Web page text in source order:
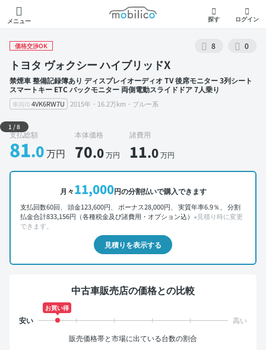
メニュー
モビリコ
探す ログイン
価格交渉OK 8 0
トヨタ ヴォクシー ハイブリッドX
禁煙車 整備記録簿あり ディスプレイオーディオ TV 後席モニター 3列シート
スマートキー ETC バックモニター 両側電動スライドドア 7人乗り
車両ID 4VK6RW7U 2015年・16.2万km・ブルー系
外装 左前
1 /8
支払総額
81.0万円
本体価格
70.0万円
諸費用
11.0万円
月々11,000円の分割払いで購入できます
支払回数60回、 頭金123,600円、 ボーナス28,000円、 実質年率6.9％、 分割
払金合計833,156円（各種税金及び諸費用・オプション込） ※見積り時に変更
できます。
見積りを表示する
中古車販売店の価格との比較
お買い得
販売価格帯と市場に出ている台数の割合